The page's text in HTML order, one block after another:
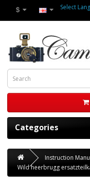
$ Select
Categories
Instruction
Wild heerbrugg